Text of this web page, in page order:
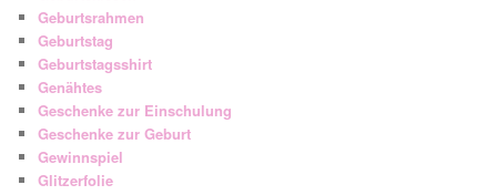
Geburtsrahmen
Geburtstag
Geburtstagsshirt
Genähtes
Geschenke zur Einschulung
Geschenke zur Geburt
Gewinnspiel
Glitzerfolie